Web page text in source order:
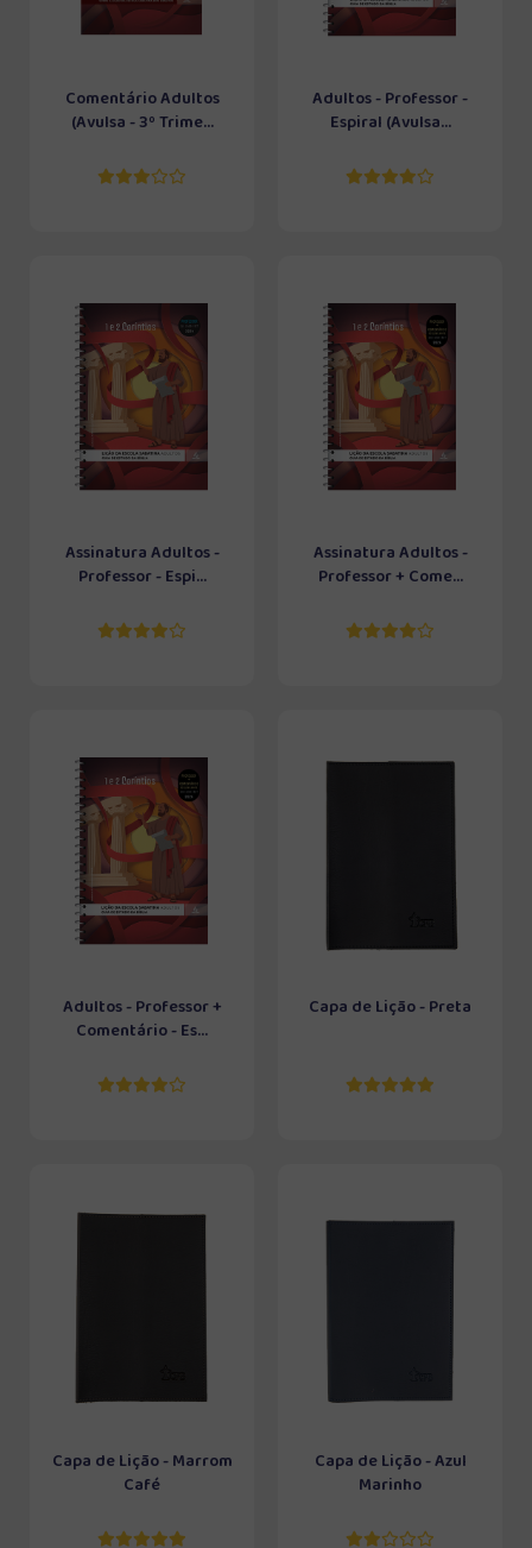
Comentário Adultos
(Avulsa - 3º Trime...
Adultos - Professor -
Espiral (Avulsa...
Assinatura Adultos -
Professor - Espi...
Assinatura Adultos -
Professor + Come...
Adultos - Professor +
Comentário - Es...
Capa de Lição - Preta
Capa de Lição - Marrom
Café
Capa de Lição - Azul
Marinho